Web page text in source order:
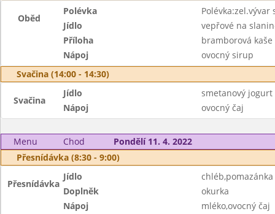
Oběd
Polévka
Jídlo
vepřové na
Příloha
bramborová kaše
Nápoj
ovocný sirup
Svačina (14:00 - 14:30)
Svačina
Jídlo
smetanový jogurt
Nápoj
ovocný čaj
Menu Chod
Pondělí 11. 4. 2022
Přesnídávka (8:30 - 9:00)
Přesnídávka
Jídlo
Doplněk
okurka
Nápoj
mléko,ovocný čaj